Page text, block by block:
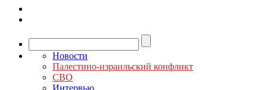
Новости
Палестино-израильский конфликт
СВО
Интервью